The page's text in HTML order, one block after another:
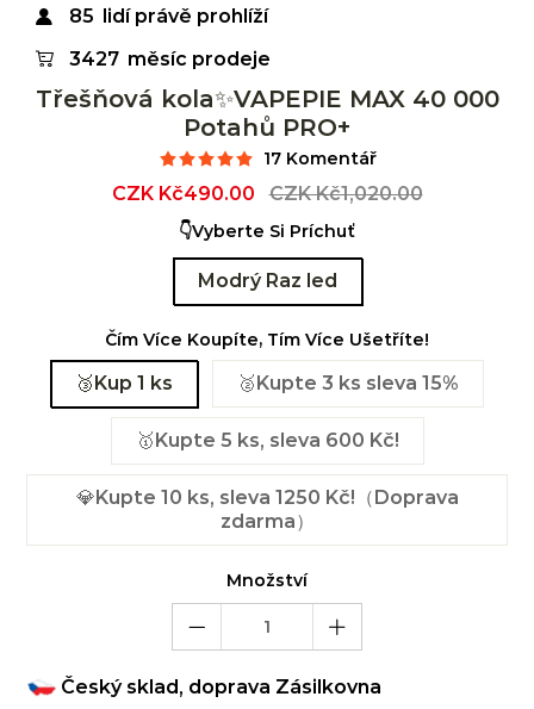
85 lidí právě prohlíží
3427 měsíc prodeje
Třešňová kola✨VAPEPIE MAX 40 000
Potahů PRO+
17 Komentář
Sale
CZK Kč490.00
Regular
CZK Kč1,020.00
👇Vyberte Si Príchuť
Modrý Raz led
Čím Více Koupíte, Tím Více Ušetříte!
🥉Kup 1 ks 🥈Kupte 3 ks sleva 15%
🥇Kupte 5 ks, sleva 600 Kč!
💎Kupte 10 ks, sleva 1250 Kč!（Doprava
zdarma）
Množství
Český sklad, doprava Zásilkovna